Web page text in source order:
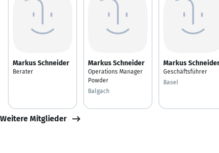
Markus Schneider
Berater
Markus Schneider
Operations Manager
Powder
Balgach
Markus
Geschäftsführer
Basel
Weitere Mitglieder